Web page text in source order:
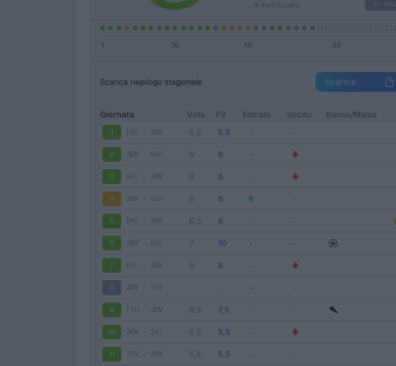
6 - 22%
Scarica riepilogo stagionale Scarica
Giornata Voto FV Entrato Uscito Bonus/Malus
1 FRO - JUV
2 JUV - NAP
3 UDI - JUV
4 JUV - GEN
5 EMP - JUV
6 JUV - CAG
7 MIL - JUV
8 JUV - SPA
9 FIO - JUV
10 JUV - INT
11 TOR - JUV